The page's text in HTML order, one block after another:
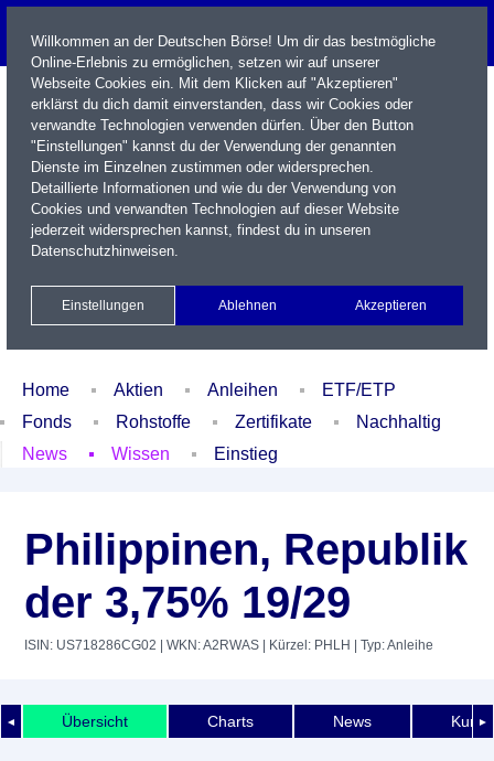
Name / WKN / ISIN / Kürzel
Xetra Realtime
Watchlist Portfolio Login
Home Aktien Anleihen
ETF/ETP
Fonds
Rohstoffe Zertifikate
Nachhaltig
News
Wissen Einstieg
Philippinen, Republik
der 3,75% 19/29
ISIN: US718286CG02 | WKN: A2RWAS | Kürzel: PHLH | Typ: Anleihe
◄ ►
Übersicht Charts News
Willkommen an der Deutschen Börse! Um dir das bestmögliche
Online-Erlebnis zu ermöglichen, setzen wir auf unserer
Webseite Cookies ein. Mit dem Klicken auf "Akzeptieren"
erklärst du dich damit einverstanden, dass wir Cookies oder
verwandte Technologien verwenden dürfen. Über den Button
"Einstellungen" kannst du der Verwendung der genannten
Dienste im Einzelnen zustimmen oder widersprechen.
Detaillierte Informationen und wie du der Verwendung von
Cookies und verwandten Technologien auf dieser Website
jederzeit widersprechen kannst, findest du in unseren
Datenschutzhinweisen.
Einstellungen Ablehnen Akzeptieren